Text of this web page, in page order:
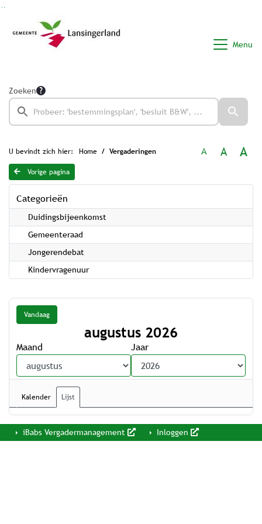
Menu
Zoeken
U bevindt zich hier: Home Vergaderingen A A A
Vorige pagina
Categorieën
Duidingsbijeenkomst
Gemeenteraad
Jongerendebat
Kindervragenuur
Vandaag
augustus 2026
Maand Jaar
Kalender Lijst
iBabs Vergadermanagement Inloggen